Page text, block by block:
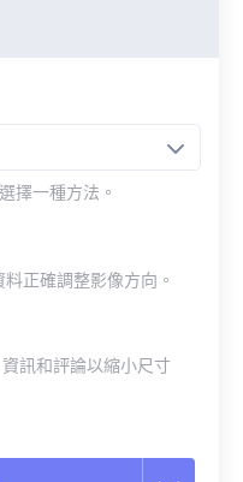
擇一種方法。
正確調整影像方向。
訊和評論以縮小尺寸